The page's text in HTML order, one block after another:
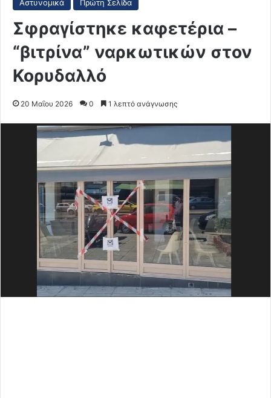
Αστυνομικά Πρώτη Σελίδα
Σφραγίστηκε καφετέρια –
“βιτρίνα” ναρκωτικών στον
Κορυδαλλό
20 Μαΐου 2026 0 1 λεπτό ανάγνωσης